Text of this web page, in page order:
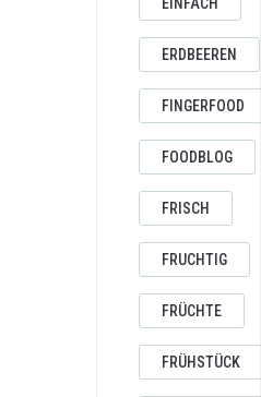
ERDBEEREN
FINGERFOOD
FOODBLOG
FRISCH
FRUCHTIG
FRÜCHTE
FRÜHSTÜCK